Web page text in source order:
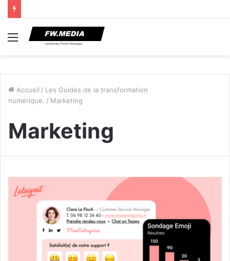
Menu
Accueil / Les Guides de la transformation
numérique. / Marketing
Marketing